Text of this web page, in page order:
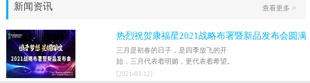
新闻资讯
热烈祝贺康福星2021战略布署暨新品发布会圆满
结束！！
三月是初春的日子，是四季放飞的开
始，三月代表着明媚，更代表着希望。
2021年3月9日，家人们激情澎湃地迎来
[2021-03-12]
查看更多 >